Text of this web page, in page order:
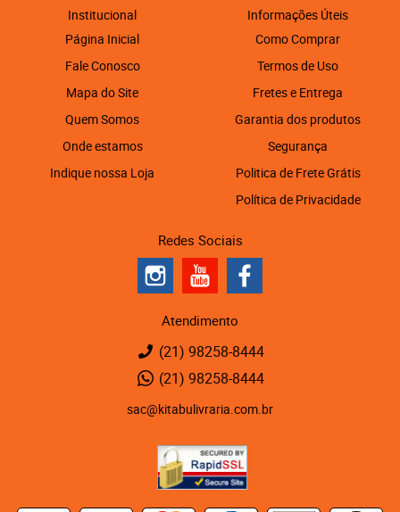
Institucional
Página Inicial
Fale Conosco
Mapa do Site
Quem Somos
Onde estamos
Indique nossa Loja
Informações Úteis
Como Comprar
Termos de Uso
Fretes e Entrega
Garantia dos produtos
Segurança
Politica de Frete Grátis
Política de Privacidade
Redes Sociais
Atendimento
(21) 98258-8444
(21) 98258-8444
sac@kitabulivraria.com.br